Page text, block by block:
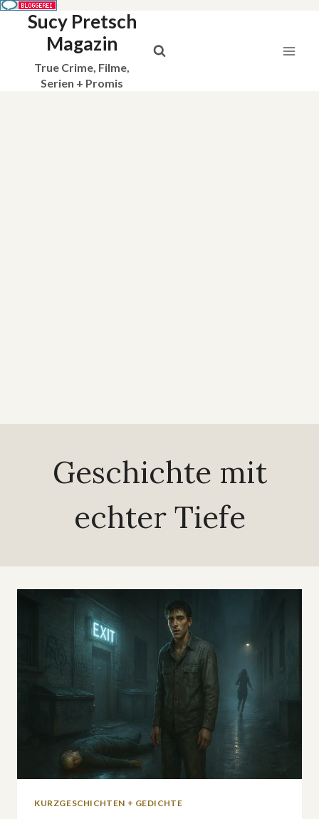
Sucy Pretsch
Magazin
True Crime, Filme,
Serien + Promis
Geschichte mit
echter Tiefe
KURZGESCHICHTEN + GEDICHTE